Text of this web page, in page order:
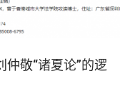
仲敬“诸夏论”的逻